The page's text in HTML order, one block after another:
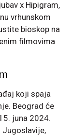
x Hipigram,
vrhunskom
bioskop na
filmovima
koji spaja
Beograd će
juna 2024.
Jugoslavije,